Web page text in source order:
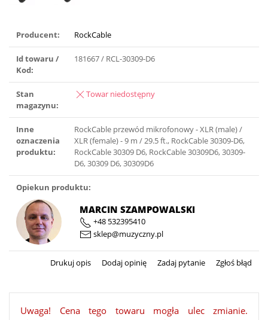
Producent: RockCable
Id towaru /
Kod:
181667 / RCL-30309-D6
Stan
magazynu:
Towar niedostępny
Inne
oznaczenia
produktu:
RockCable przewód mikrofonowy - XLR (male) /
XLR (female) - 9 m / 29.5 ft., RockCable 30309-D6,
RockCable 30309 D6, RockCable 30309D6, 30309-
D6, 30309 D6, 30309D6
Opiekun produktu:
MARCIN SZAMPOWALSKI
+48 532395410
sklep@muzyczny.pl
Drukuj opis Dodaj opinię Zadaj pytanie Zgłoś błąd
Uwaga! Cena tego towaru mogła ulec zmianie.